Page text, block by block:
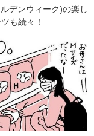
デンウィーク)の楽し
も続々！